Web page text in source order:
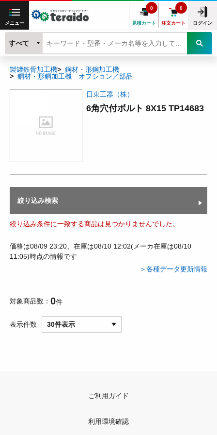
メニュー 見積カート
0
注文カート
0
ログイン
すべて
製罐鉄骨加工機
鋼材・形鋼加工機
鋼材・形鋼加工機 オプション／部品
日東工器（株）
6角穴付ボルト 8X15 TP14683
絞り込み検索
絞り込み条件に一致する商品は見つかりませんでした。
価格は08/09 23:20、在庫は08/10 12:02(メーカ在庫は08/10
11:05)時点の情報です
＞各種データ更新情報
対象商品数 0件
表示件数 30件表示
ご利用ガイド
利用環境確認